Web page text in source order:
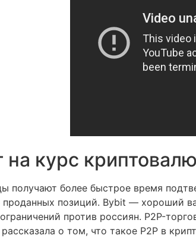
на курс
получают более быстрое время
позиций. Bybit — хороший
против россиян. P2P-
о том, что такое P2P в